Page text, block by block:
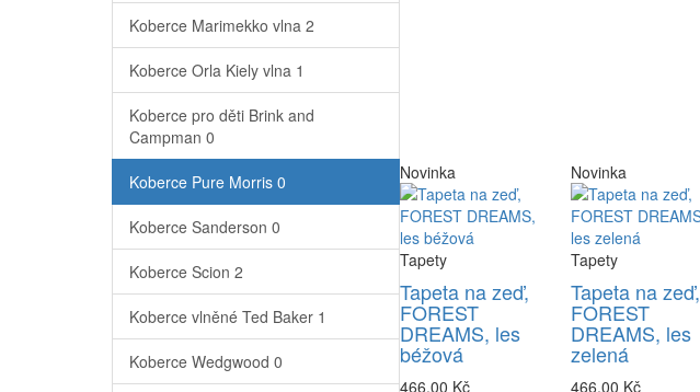
Koberce Marimekko vlna 2
Koberce Orla Kiely vlna 1
Koberce pro děti Brink and
Campman 0
Koberce Pure Morris 0
Koberce Sanderson 0
Koberce Scion 2
Koberce vlněné Ted Baker 1
Koberce Wedgwood 0
Novinka
Tapety
Tapeta na zeď,
FOREST
DREAMS, les
béžová
466,00 Kč
Novinka
Tapety
Tapeta na zeď,
FOREST
DREAMS, les
zelená
466,00 Kč